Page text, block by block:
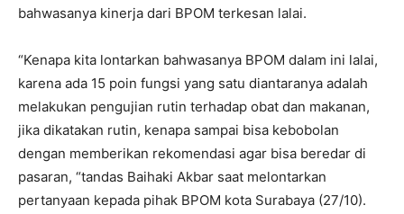
bahwasanya kinerja dari BPOM terkesan lalai.
“Kenapa kita lontarkan bahwasanya BPOM dalam ini lalai,
karena ada 15 poin fungsi yang satu diantaranya adalah
melakukan pengujian rutin terhadap obat dan makanan,
jika dikatakan rutin, kenapa sampai bisa kebobolan
dengan memberikan rekomendasi agar bisa beredar di
pasaran, “tandas Baihaki Akbar saat melontarkan
pertanyaan kepada pihak BPOM kota Surabaya (27/10).